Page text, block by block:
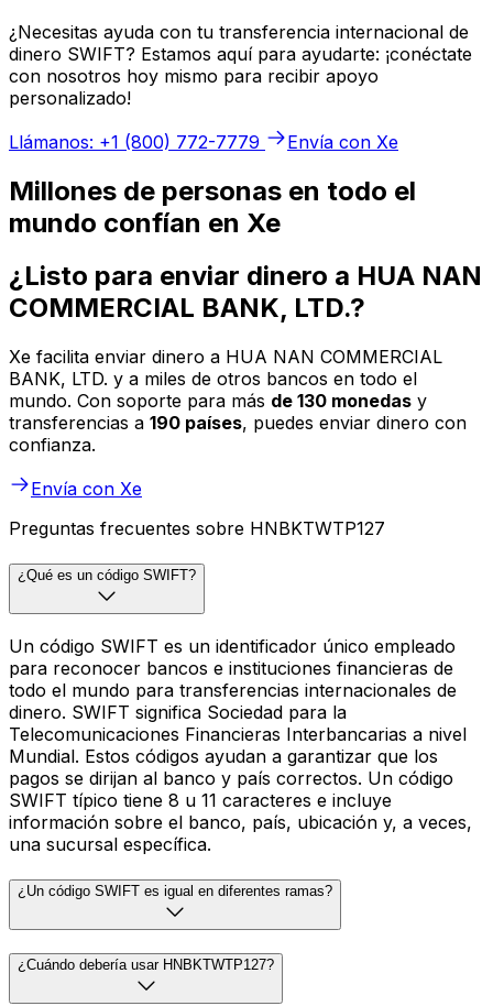
¿Necesitas ayuda con tu transferencia internacional de
dinero SWIFT? Estamos aquí para ayudarte: ¡conéctate
con nosotros hoy mismo para recibir apoyo
personalizado!
Llámanos: +1 (800) 772-7779
Envía con Xe
Millones de personas en todo el
mundo confían en Xe
¿Listo para enviar dinero a HUA NAN
COMMERCIAL BANK, LTD.?
Xe facilita enviar dinero a HUA NAN COMMERCIAL
BANK, LTD. y a miles de otros bancos en todo el
mundo. Con soporte para más de 130 monedas y
transferencias a 190 países, puedes enviar dinero con
confianza.
Envía con Xe
Preguntas frecuentes sobre HNBKTWTP127
¿Qué es un código SWIFT?
Un código SWIFT es un identificador único empleado
para reconocer bancos e instituciones financieras de
todo el mundo para transferencias internacionales de
dinero. SWIFT significa Sociedad para la
Telecomunicaciones Financieras Interbancarias a nivel
Mundial. Estos códigos ayudan a garantizar que los
pagos se dirijan al banco y país correctos. Un código
SWIFT típico tiene 8 u 11 caracteres e incluye
información sobre el banco, país, ubicación y, a veces,
una sucursal específica.
¿Un código SWIFT es igual en diferentes ramas?
¿Cuándo debería usar HNBKTWTP127?